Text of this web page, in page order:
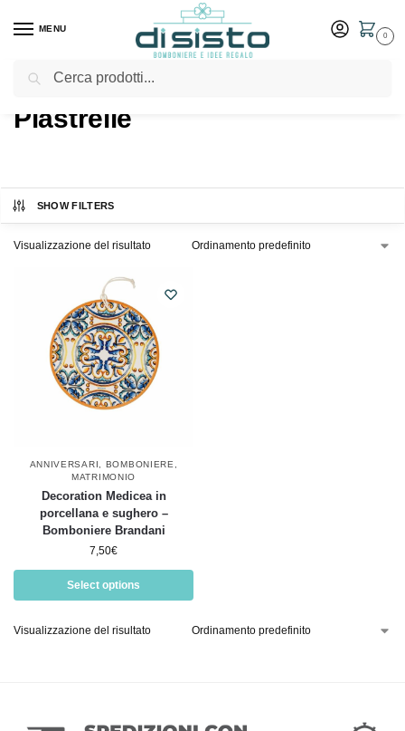
MENU
0
Home Shop Prodotti taggati “Piastrelle”
Piastrelle
SHOW FILTERS
Visualizzazione del risultato
ANNIVERSARI BOMBONIERE
MATRIMONIO
Decoration Medicea in
porcellana e sughero –
Bomboniere Brandani
7,50€
Select options
Visualizzazione del risultato